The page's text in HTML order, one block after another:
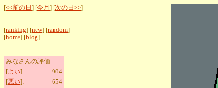
[<<前の日 ] [今月 ] [次の日>>]
[ranking] [new] [random]
[home] [blog]
みなさんの評価
[よい]:
904
[悪い]:
654